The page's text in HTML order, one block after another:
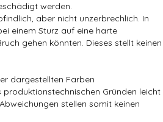
werden.
aber nicht unzerbrechlich. In
einem Sturz auf eine harte
gehen könnten. Dieses stellt keinen
dargestellten Farben
Gründen leicht
stellen somit keinen